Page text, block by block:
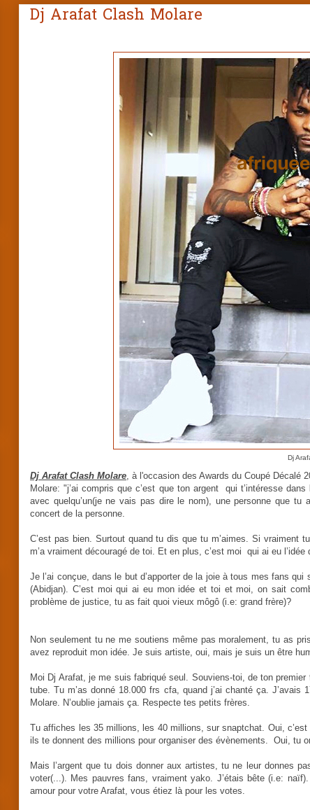
Dj Arafat Clash Molare
Dj
Dj Arafat Clash Molare, à l'occasion des Awards du Coupé Décalé
Molare: "j’ai compris que c’est que ton argent qui t’intéresse
avec quelqu’un(je ne vais pas dire le nom), une personne que
concert de la personne.
C’est pas bien. Surtout quand tu dis que tu m’aimes. Si vraiment
m’a vraiment découragé de toi. Et en plus, c’est moi qui ai eu l’idée
Je l’ai conçue, dans le but d’apporter de la joie à tous mes fans
(Abidjan). C’est moi qui ai eu mon idée et toi et moi, on sait
problème de justice, tu as fait quoi vieux môgô (i.e: grand frère)?
Non seulement tu ne me soutiens même pas moralement, tu as
avez reproduit mon idée. Je suis artiste, oui, mais je suis un être
Moi Dj Arafat, je me suis fabriqué seul. Souviens-toi, de ton
tube. Tu m’as donné 18.000 frs cfa, quand j’ai chanté ça.
Molare. N’oublie jamais ça. Respecte tes petits frères.
Tu affiches les 35 millions, les 40 millions, sur snaptchat. Oui,
ils te donnent des millions pour organiser des évènements. Oui, tu
Mais l’argent que tu dois donner aux artistes, tu ne leur donnes
voter(...). Mes pauvres fans, vraiment yako. J’étais bête (i.e:
amour pour votre Arafat, vous étiez là pour les votes.